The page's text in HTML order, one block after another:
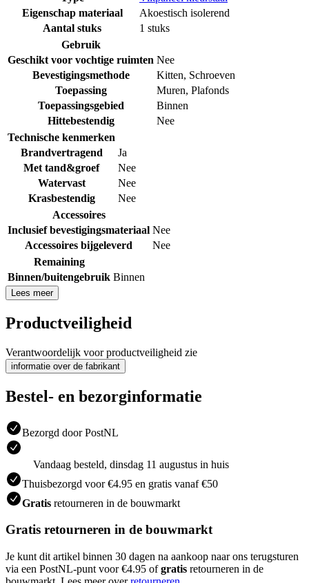
Eigenschap materiaal
Akoestisch isolerend
Aantal stuks
1 stuks
Gebruik
Geschikt voor vochtige ruimten Nee
Bevestigingsmethode
Kitten, Schroeven
Toepassing
Muren, Plafonds
Toepassingsgebied
Binnen
Hittebestendig
Nee
Technische kenmerken
Brandvertragend
Ja
Met tand&groef
Nee
Watervast
Nee
Krasbestendig
Nee
Accessoires
Inclusief bevestigingsmateriaal Nee
Accessoires bijgeleverd
Nee
Remaining
Binnen/buitengebruik Binnen
Lees meer
Productveiligheid
Verantwoordelijk voor productveiligheid zie
informatie over de fabrikant
Bestel- en bezorginformatie
Bezorgd door PostNL
Vandaag besteld, dinsdag 11 augustus in huis
Thuisbezorgd voor €4.95 en gratis vanaf €50
Gratis retourneren in de bouwmarkt
Gratis retourneren in de bouwmarkt
Je kunt dit artikel binnen 30 dagen na aankoop naar ons terugsturen
via een PostNL-punt voor €4.95 ofgratis retourneren in de